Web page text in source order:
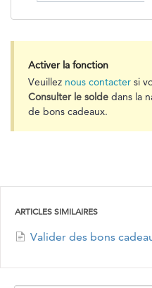
Activer la fonction
Veuillez nous contacter si
Consulter le solde dans la
de bons cadeaux.
ARTICLES SIMILAIRES
Valider des bons